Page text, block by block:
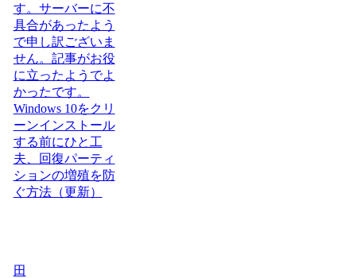
す。サーバーに不
具合があったよう
で申し訳ございま
せん。記事がお役
に立ったようでよ
かったです。
Windows 10をクリ
ーンインストール
する前にひと工
夫、回復パーティ
ションの増殖を防
ぐ方法（更新）
田